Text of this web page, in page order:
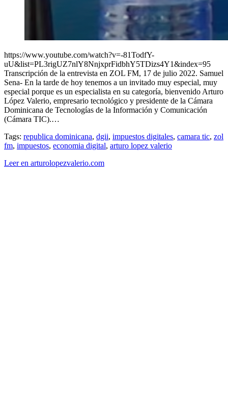
https://www.youtube.com/watch?v=-81TodfY-
uU&list=PL3rigUZ7nlY8NnjxprFidbhY5TDizs4Y1&index=95
Transcripción de la entrevista en ZOL FM, 17 de julio 2022. Samuel
Sena- En la tarde de hoy tenemos a un invitado muy especial, muy
especial porque es un especialista en su categoría, bienvenido Arturo
López Valerio, empresario tecnológico y presidente de la Cámara
Dominicana de Tecnologías de la Información y Comunicación
(Cámara TIC).…
Tags: republica dominicana, dgii, impuestos digitales, camara tic, zol
fm, impuestos, economia digital, arturo lopez valerio
Leer en arturolopezvalerio.com